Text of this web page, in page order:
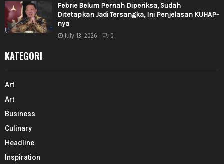
Febrie Belum Pernah Diperiksa, Sudah
Ditetapkan Jadi Tersangka, Ini Penjelasan KUHAP-
nya
July 13, 2026 0
KATEGORI
Art
Art
Business
Culinary
Headline
Inspiration